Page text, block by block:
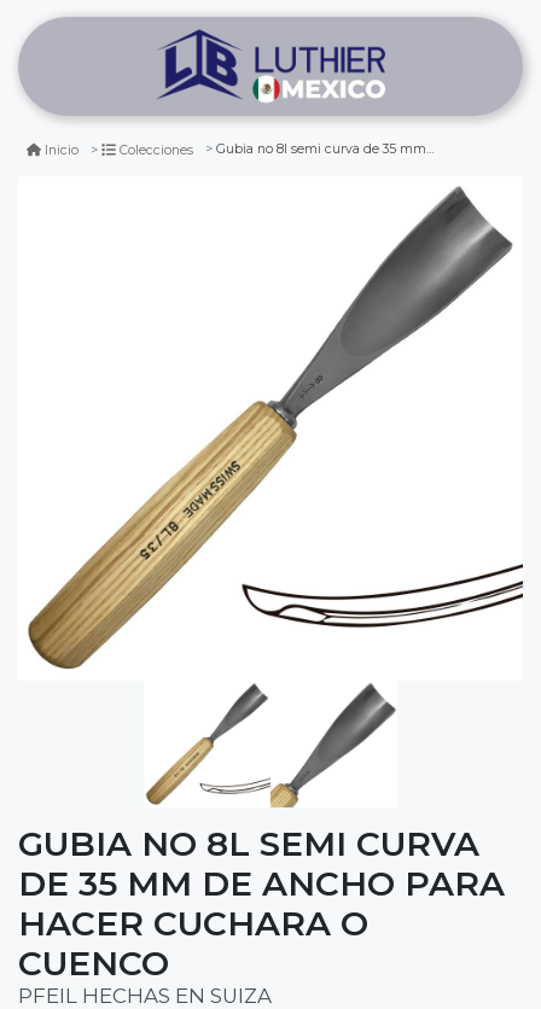
Inicio Colecciones Gubia no 8l semi curva de 35 mm de ancho para hacer cuchara o cuenco
GUBIA NO 8L SEMI CURVA
DE 35 MM DE ANCHO PARA
HACER CUCHARA O
CUENCO
PFEIL HECHAS EN SUIZA